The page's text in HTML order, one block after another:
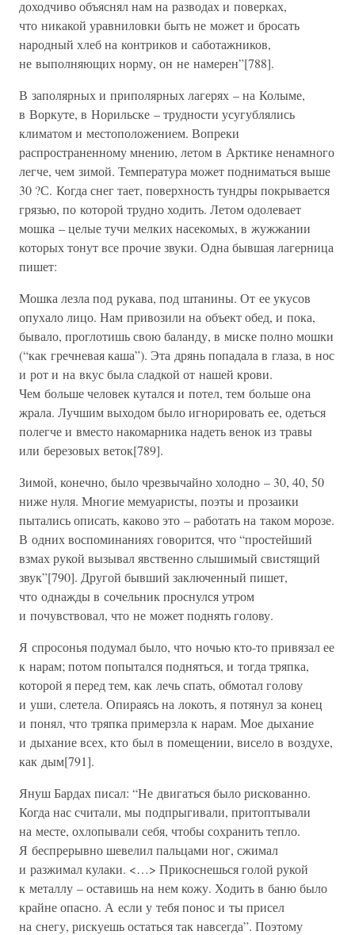
доходчиво объяснял нам на разводах и поверках,
что никакой уравниловки быть не может и бросать
народный хлеб на контриков и саботажников,
не выполняющих норму, он не намерен”[788].
В заполярных и приполярных лагерях – на Колыме,
в Воркуте, в Норильске – трудности усугублялись
климатом и местоположением. Вопреки
распространенному мнению, летом в Арктике ненамного
легче, чем зимой. Температура может подниматься выше
30 ?С. Когда снег тает, поверхность тундры покрывается
грязью, по которой трудно ходить. Летом одолевает
мошка – целые тучи мелких насекомых, в жужжании
которых тонут все прочие звуки. Одна бывшая лагерница
пишет:
Мошка лезла под рукава, под штанины. От ее укусов
опухало лицо. Нам привозили на объект обед, и пока,
бывало, проглотишь свою баланду, в миске полно мошки
(“как гречневая каша”). Эта дрянь попадала в глаза, в нос
и рот и на вкус была сладкой от нашей крови.
Чем больше человек кутался и потел, тем больше она
жрала. Лучшим выходом было игнорировать ее, одеться
полегче и вместо накомарника надеть венок из травы
или березовых веток[789].
Зимой, конечно, было чрезвычайно холодно – 30, 40, 50
ниже нуля. Многие мемуаристы, поэты и прозаики
пытались описать, каково это – работать на таком морозе.
В одних воспоминаниях говорится, что “простейший
взмах рукой вызывал явственно слышимый свистящий
звук”[790]. Другой бывший заключенный пишет,
что однажды в сочельник проснулся утром
и почувствовал, что не может поднять голову.
Я спросонья подумал было, что ночью кто-то привязал ее
к нарам; потом попытался подняться, и тогда тряпка,
которой я перед тем, как лечь спать, обмотал голову
и уши, слетела. Опираясь на локоть, я потянул за конец
и понял, что тряпка примерзла к нарам. Мое дыхание
и дыхание всех, кто был в помещении, висело в воздухе,
как дым[791].
Януш Бардах писал: “Не двигаться было рискованно.
Когда нас считали, мы подпрыгивали, притоптывали
на месте, охлопывали себя, чтобы сохранить тепло.
Я беспрерывно шевелил пальцами ног, сжимал
и разжимал кулаки. <…> Прикоснешься голой рукой
к металлу – оставишь на нем кожу. Ходить в баню было
крайне опасно. А если у тебя понос и ты присел
на снегу, рискуешь остаться так навсегда”. Поэтому